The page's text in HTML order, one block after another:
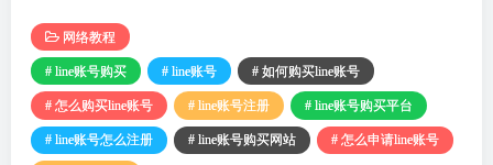
网络教程
# line账号购买 # line账号 # 如何购买line账号
# 怎么购买line账号 # line账号注册 # line账号购买平台
# line账号怎么注册 # line账号购买网站 # 怎么申请line账号